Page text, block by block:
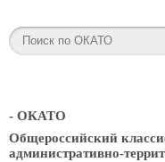
- ОКАТО
Общероссийский
административно-